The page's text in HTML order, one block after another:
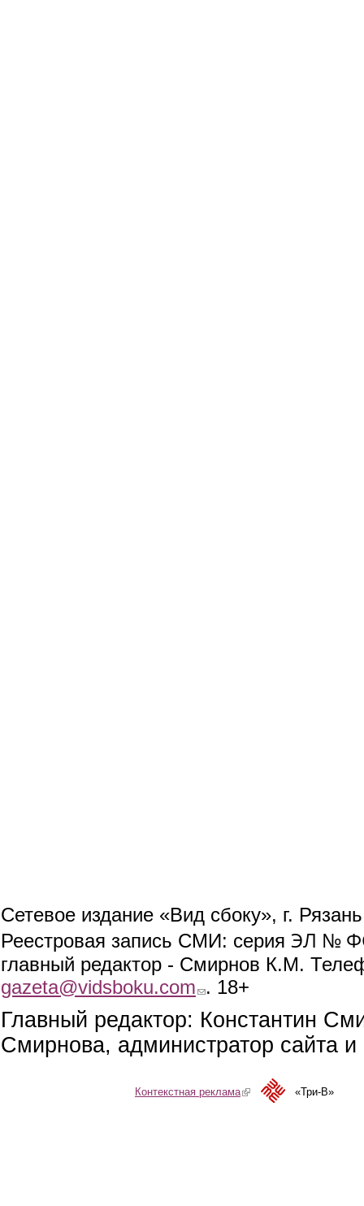
Сетевое издание «Вид сбоку», г.
Реестровая запись СМИ: серия ЭЛ №
главный редактор - Смирнов К.М.
gazeta@vidsboku.com (link sends e-mail)
. 18+
Главный редактор: Константин
Смирнова, администратор сайта
Контекстная реклама(link is external)«Три-В»